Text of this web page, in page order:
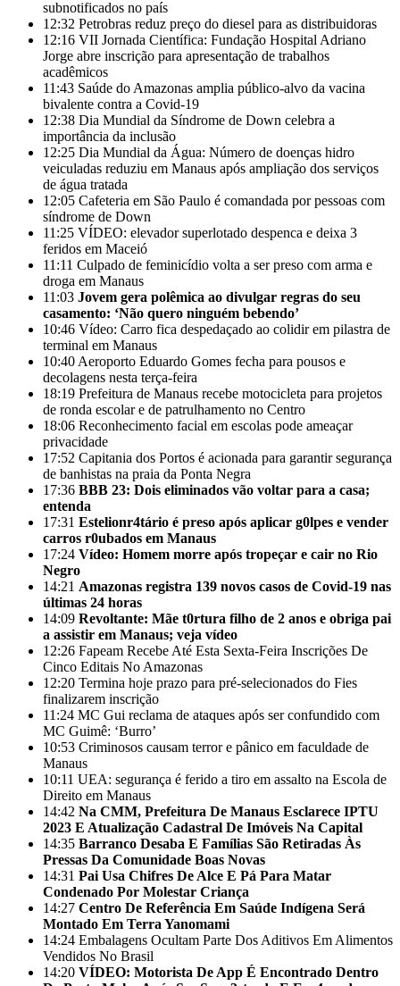
subnotificados no país
12:32 Petrobras reduz preço do diesel para as distribuidoras
12:16 VII Jornada Científica: Fundação Hospital Adriano
Jorge abre inscrição para apresentação de trabalhos
acadêmicos
11:43 Saúde do Amazonas amplia público-alvo da vacina
bivalente contra a Covid-19
12:38 Dia Mundial da Síndrome de Down celebra a
importância da inclusão
12:25 Dia Mundial da Água: Número de doenças hidro
veiculadas reduziu em Manaus após ampliação dos serviços
de água tratada
12:05 Cafeteria em São Paulo é comandada por pessoas com
síndrome de Down
11:25 VÍDEO: elevador superlotado despenca e deixa 3
feridos em Maceió
11:11 Culpado de feminicídio volta a ser preso com arma e
droga em Manaus
11:03 Jovem gera polêmica ao divulgar regras do seu
casamento: ‘Não quero ninguém bebendo’
10:46 Vídeo: Carro fica despedaçado ao colidir em pilastra de
terminal em Manaus
10:40 Aeroporto Eduardo Gomes fecha para pousos e
decolagens nesta terça-feira
18:19 Prefeitura de Manaus recebe motocicleta para projetos
de ronda escolar e de patrulhamento no Centro
18:06 Reconhecimento facial em escolas pode ameaçar
privacidade
17:52 Capitania dos Portos é acionada para garantir segurança
de banhistas na praia da Ponta Negra
17:36 BBB 23: Dois eliminados vão voltar para a casa;
entenda
17:31 Estelionr4tário é preso após aplicar g0lpes e vender
carros r0ubados em Manaus
17:24 Vídeo: Homem morre após tropeçar e cair no Rio
Negro
14:21 Amazonas registra 139 novos casos de Covid-19 nas
últimas 24 horas
14:09 Revoltante: Mãe t0rtura filho de 2 anos e obriga pai
a assistir em Manaus; veja vídeo
12:26 Fapeam Recebe Até Esta Sexta-Feira Inscrições De
Cinco Editais No Amazonas
12:20 Termina hoje prazo para pré-selecionados do Fies
finalizarem inscrição
11:24 MC Gui reclama de ataques após ser confundido com
MC Guimê: ‘Burro’
10:53 Criminosos causam terror e pânico em faculdade de
Manaus
10:11 UEA: segurança é ferido a tiro em assalto na Escola de
Direito em Manaus
14:42 Na CMM, Prefeitura De Manaus Esclarece IPTU
2023 E Atualização Cadastral De Imóveis Na Capital
14:35 Barranco Desaba E Famílias São Retiradas Às
Pressas Da Comunidade Boas Novas
14:31 Pai Usa Chifres De Alce E Pá Para Matar
Condenado Por Molestar Criança
14:27 Centro De Referência Em Saúde Indígena Será
Montado Em Terra Yanomami
14:24 Embalagens Ocultam Parte Dos Aditivos Em Alimentos
Vendidos No Brasil
14:20 VÍDEO: Motorista De App É Encontrado Dentro